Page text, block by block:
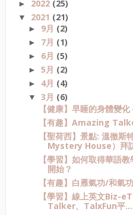
► 2022 (25)
▼ 2021 (21)
► 9月 (2)
► 7月 (1)
► 6月 (5)
► 5月 (2)
► 4月 (4)
▼ 3月 (6)
【健康】早睡的身體變
【有趣】Amazing
【聖荷西】景點: 溫徹
Mystery House）拜
【學習】如何取得華語
開始？
【有趣】白雁氣功/和氣
【學習】線上英文
Talker、TalxFun平...